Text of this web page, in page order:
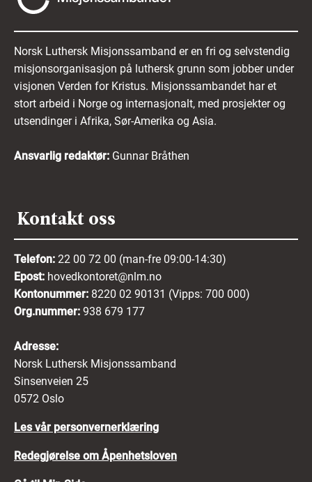
Norsk Luthersk Misjonssamband er en fri og selvstendig
misjonsorganisasjon på luthersk grunn som jobber under
visjonen Verden for Kristus. Misjonssambandet har et
stort arbeid i Norge og internasjonalt, med prosjekter og
utsendinger i Afrika, Sør-Amerika og Asia.
Ansvarlig redaktør: Gunnar Bråthen
Kontakt oss
Telefon: 22 00 72 00 (man-fre 09:00-14:30)
Epost: hovedkontoret@nlm.no
Kontonummer: 8220 02 90131 (Vipps: 700 000)
Org.nummer: 938 679 177
Adresse:
Norsk Luthersk Misjonssamband
Sinsenveien 25
0572 Oslo
Les vår personvernerklæring
Redegjørelse om Åpenhetsloven